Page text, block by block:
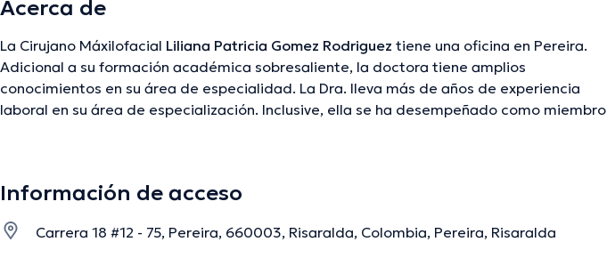
Acerca de
La Cirujano Máxilofacial Liliana Patricia Gomez Rodriguez tiene una oficina en Pereira.
Adicional a su formación académica sobresaliente, la doctora tiene amplios
conocimientos en su área de especialidad. La Dra. lleva más de años de experiencia
laboral en su área de especialización. Inclusive, ella se ha desempeñado como miembro
especialista puede hablar en Español.
Información de acceso
Carrera 18 #12 - 75, Pereira, 660003, Risaralda, Colombia, Pereira, Risaralda